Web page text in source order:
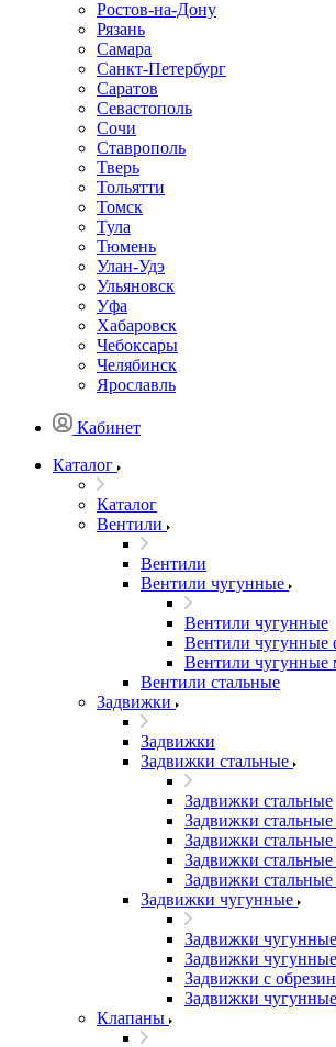
Ростов-на-Дону
Рязань
Самара
Санкт-Петербург
Саратов
Севастополь
Сочи
Ставрополь
Тверь
Тольятти
Томск
Тула
Тюмень
Улан-Удэ
Ульяновск
Уфа
Хабаровск
Чебоксары
Челябинск
Ярославль
Кабинет
Каталог
Каталог
Вентили
Вентили
Вентили чугунные
Вентили чугунные
Вентили чугунные
Вентили чугунные
Вентили стальные
Задвижки
Задвижки
Задвижки стальные
Задвижки стальные
Задвижки стальные
Задвижки стальные
Задвижки стальные
Задвижки
Задвижки чугунные
Задвижки чугунные
Задвижки
Задвижки с
Задвижки
Клапаны